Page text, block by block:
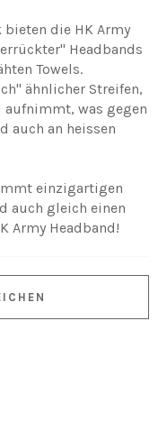
bieten die HK Army
Headbands
Towels.
ähnlicher Streifen,
was gegen
auch an heissen
einzigartigen
auch gleich einen
Army Headband!